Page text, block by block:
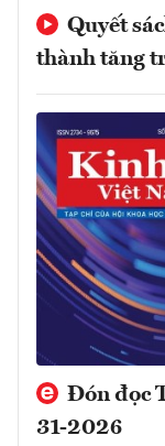
Quyết
thành tăng
Đón đọc
31-2026